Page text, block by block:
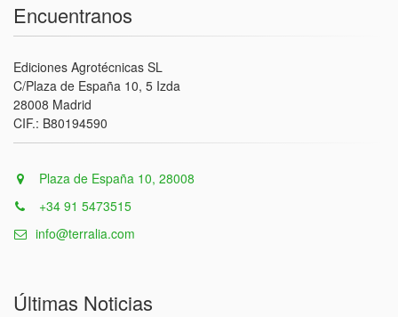
Encuentranos
Ediciones Agrotécnicas SL
C/Plaza de España 10, 5 Izda
28008 Madrid
CIF.: B80194590
Plaza de España 10, 28008
+34 91 5473515
info@terralia.com
Últimas Noticias